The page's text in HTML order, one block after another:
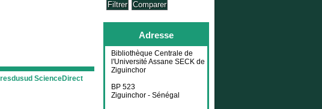
ScienceDirect
Adresse
Bibliothèque Centrale de
l'Université Assane SECK de
Ziguinchor
BP 523
Ziguinchor - Sénégal